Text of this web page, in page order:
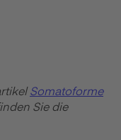
Somatoforme
Sie die